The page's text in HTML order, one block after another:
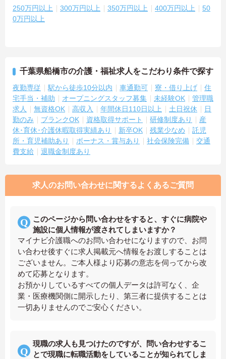
250万円以上 300万円以上 350万円以上 400万円以上
50
0万円以上
千葉県船橋市の介護・福祉求人をこだわり条件で探す
夜勤専従 駅から徒歩10分以内 車通勤可 寮・借り上げ
住
宅手当・補助
オープニングスタッフ募集 未経験OK
管理職
求人
無資格OK 高収入 年間休日110日以上 土日祝休
日
勤のみ
ブランクOK 資格取得サポート 研修制度あり
産
休･育休･介護休暇取得実績あり
新卒OK 残業少なめ
託児
所・育児補助あり
ボーナス・賞与あり 社会保険完備
交通
費支給
退職金制度あり
求人のお問い合わせに関するよくあるご質問
このページから問い合わせをすると、すぐに病院や
施設に個人情報が渡されてしまいますか？
マイナビ介護職へのお問い合わせになりますので、お問
い合わせ後すぐに求人掲載元へ情報をお渡しすることは
ございません。ご本人様より応募の意志を伺ってから改
めて応募となります。
お預かりしているすべての個人データは許可なく、企
業・医療機関側に開示したり、第三者に提供することは
一切ありませんのでご安心ください。
現職の求人も見つけたのですが、問い合わせするこ
とで現職に転職活動をしていることが知られてしま